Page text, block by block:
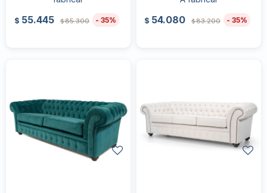
$ 55.445 $85.300 35 $ 54.080 $83.200 35